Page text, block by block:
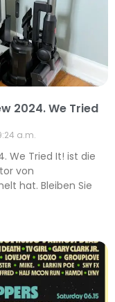
2024. We Tried
a.m.
We Tried It! ist die
von
hat. Bleiben Sie